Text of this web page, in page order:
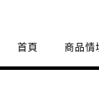
首頁 商品情